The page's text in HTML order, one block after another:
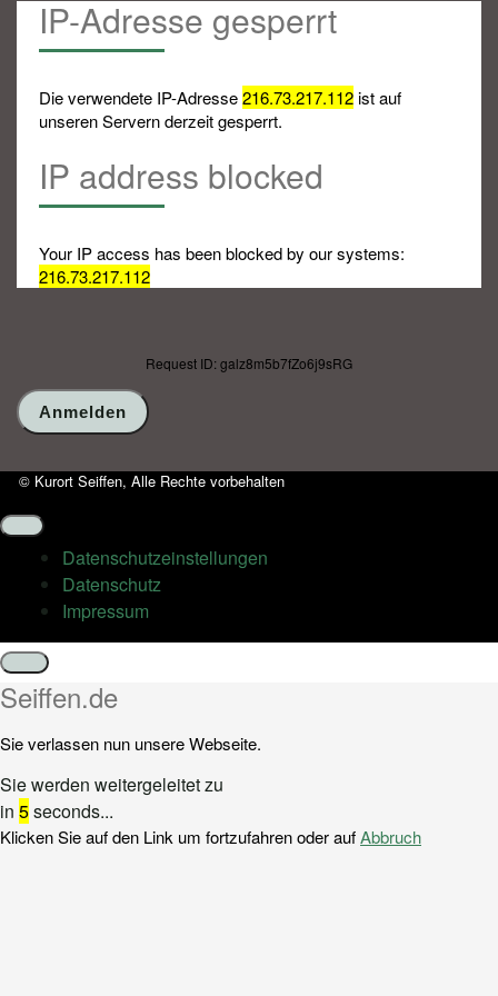
IP-Adresse gesperrt
Die verwendete IP-Adresse216.73.217.112ist auf
unseren Servern derzeit gesperrt.
IP address blocked
Your IP access has been blocked by our systems:
216.73.217.112
Request ID: galz8m5b7fZo6j9sRG
© Kurort Seiffen, Alle Rechte vorbehalten
Datenschutz­einstellungen
Datenschutz
Impressum
Schließen
Seiffen.de
Sie verlassen nun unsere Webseite.
Sie werden weitergeleitet zu
in 5seconds...
Klicken Sie auf den Link um fortzufahren oder aufAbbruch